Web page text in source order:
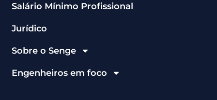
Salário Mínimo Profissional
Jurídico
Sobre o Senge
Engenheiros em foco